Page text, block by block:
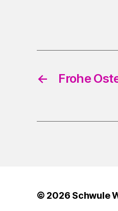
← Frohe
© 2026 Schwule